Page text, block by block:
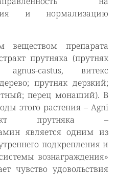
и нормализацию
веществом препарата
прутняка (прутняк
castus, витекс
прутняк дерзкий;
перец монаший). В
этого растения – Agni
прутняка –
является одним из
подкрепления и
вознаграждения»
чувство удовольствия